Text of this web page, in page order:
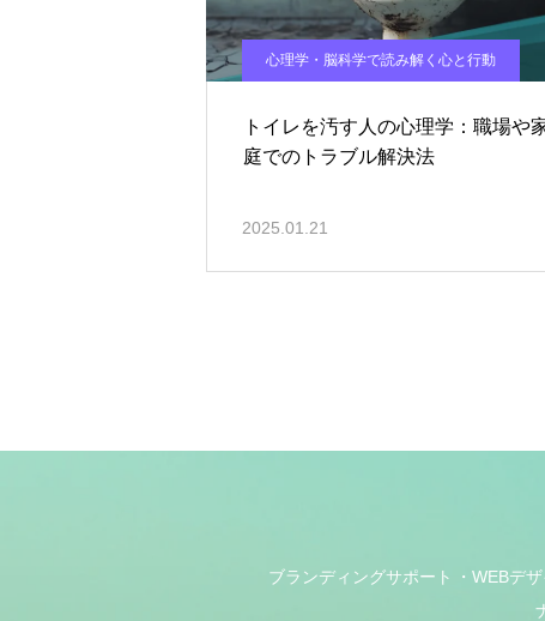
心理学・脳科学で読み解く心と行動
トイレを汚す人の心理学：職場や
庭でのトラブル解決法
2025.01.21
ブランディングサポート WEBデ